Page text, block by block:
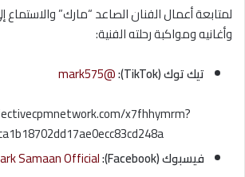
لمتابعة أعمال الفنان الصاعد “مارك”
وأغانيه ومواكبة رحلته الفنية:
تيك توك (TikTok):
@mark575
x7fhhymrm?
فيسبوك (Facebook):
Samaan Official